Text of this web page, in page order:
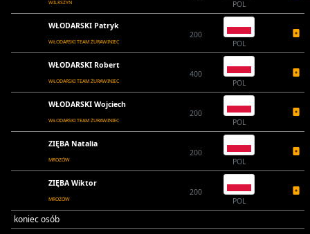
WILKSZYN
POL
WŁODARSKI Patryk
WŁODARSKI TEAM ŻURAWINIEC
200
POL
WŁODARSKI Robert
WŁODARSKI TEAM ŻURAWINIEC
400
POL
WŁODARSKI Wojciech
WŁODARSKI TEAM ŻURAWINIEC
200
POL
ZIĘBA Natalia
MROZÓW
200
POL
ZIĘBA Wiktor
MROZÓW
200
POL
koniec osób